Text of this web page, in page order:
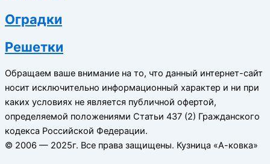
Оградки
Решетки
Обращаем ваше внимание на то, что данный интернет-сайт
носит исключительно информационный характер и ни при
каких условиях не является публичной офертой,
определяемой положениями Статьи 437 (2) Гражданского
кодекса Российской Федерации.
© 2006 — 2025г. Все права защищены. Кузница «А-ковка»